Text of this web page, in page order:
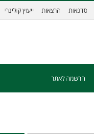
סדנאות הרצאות ייעוץ קולינרי
הרשמה לאתר